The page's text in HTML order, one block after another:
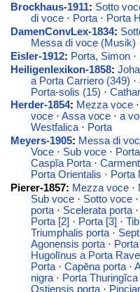
Brockhaus-1911: Sotto
di voce· Porta· Porta
DamenConvLex-1834:
Messa di voce (Musik)
Eisler-1912: Porta, Simon·
Heiligenlexikon-1858:
a Porta Carriero (349) ·
Porta-solis (15) ·
Herder-1854: Mezza voce·
voce· Assa voce· a
Westfalica· Porta
Meyers-1905: Messa di
Voce· Sub voce·
Caspĭa Porta·
Porta Orientalis · Porta
Pierer-1857: Mezza voce·
Sub voce· Sotto voce·
porta· Scelerata porta·
Porta [2] · Porta [3] ·
Triumphalis porta·
Agonensis porta·
Hugolīnus a Porta
Porta· Capēna porta·
nigra· Porta Thuringĭca
Ostiensis porta·